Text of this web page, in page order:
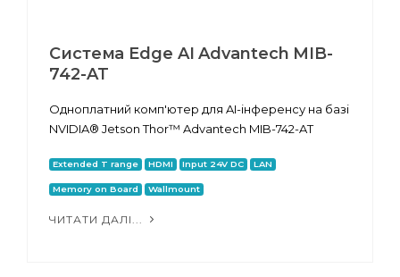
Система Edge AI Advantech MIB-
742-AT
Одноплатний комп'ютер для AI-інференсу на базі
NVIDIA® Jetson Thor™ Advantech MIB-742-AT
Extended T range HDMI Input 24V DC LAN
Memory on Board Wallmount
ЧИТАТИ ДАЛІ...